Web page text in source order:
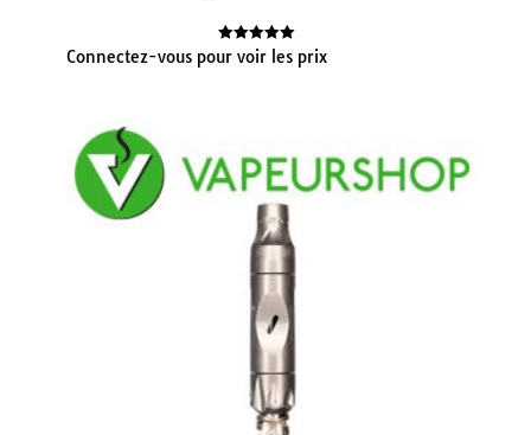
Note
Connectez-vous pour voir les prix